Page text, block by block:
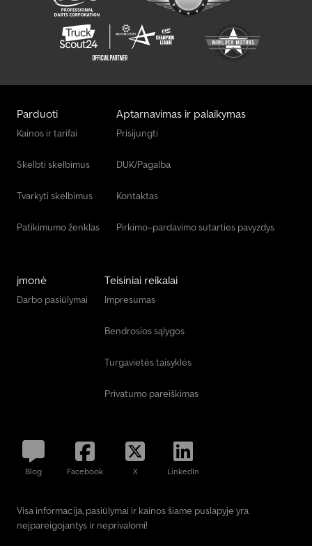
Parduoti
Kainos ir tarifai
Skelbti skelbimus
Tvarkyti skelbimus
Patikimumo ženklas
Aptarnavimas ir palaikymas
Prisijungti
DUK/Pagalba
Kontaktas
Pirkimo–pardavimo sutarties pavyzdys
įmonė
Darbo pasiūlymai
Teisiniai reikalai
Impresumas
Bendrosios sąlygos
Turgavietės taisyklės
Privatumo pareiškimas
Blog Facebook X LinkedIn
Visa informacija, pasiūlymai ir kainos šiame puslapyje yra
neįpareigojantys ir neprivalomi!